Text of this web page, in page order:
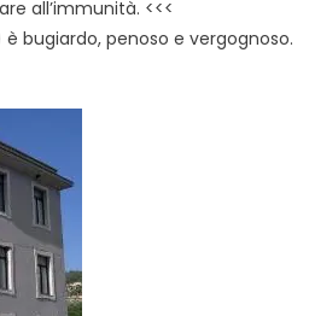
all’immunità. <<<
bugiardo, penoso e vergognoso.